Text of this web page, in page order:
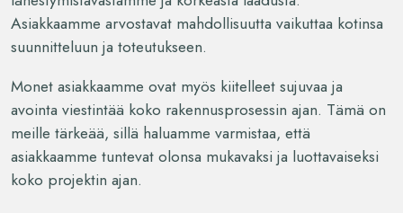
Asiakkaamme arvostavat mahdollisuutta vaikuttaa kotinsa
suunnitteluun ja toteutukseen.
Monet asiakkaamme ovat myös kiitelleet sujuvaa ja
avointa viestintää koko rakennusprosessin ajan. Tämä on
meille tärkeää, sillä haluamme varmistaa, että
asiakkaamme tuntevat olonsa mukavaksi ja luottavaiseksi
koko projektin ajan.